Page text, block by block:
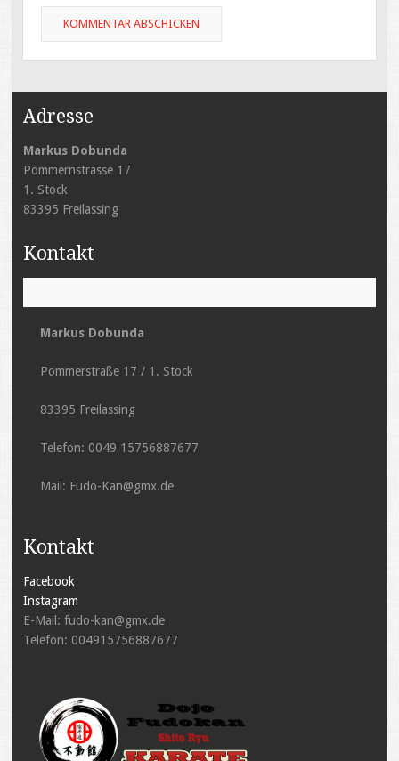
Adresse
Markus Dobunda
Pommernstrasse 17
1. Stock
83395 Freilassing
Kontakt
Markus Dobunda
Pommerstraße 17 / 1. Stock
83395 Freilassing
Telefon: 0049 15756887677
Mail: Fudo-Kan@gmx.de
Kontakt
Facebook
Instagram
E-Mail: fudo-kan@gmx.de
Telefon: 004915756887677